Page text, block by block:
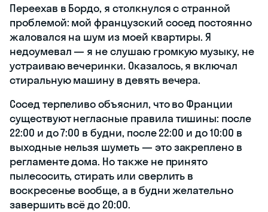
Переехав в Бордо, я столкнулся с странной
проблемой: мой французский сосед постоянно
жаловался на шум из моей квартиры. Я
недоумевал — я не слушаю громкую музыку, не
устраиваю вечеринки. Оказалось, я включал
стиральную машину в девять вечера.
Сосед терпеливо объяснил, что во Франции
существуют негласные правила тишины: после
22:00 и до 7:00 в будни, после 22:00 и до 10:00 в
выходные нельзя шуметь — это закреплено в
регламенте дома. Но также не принято
пылесосить, стирать или сверлить в
воскресенье вообще, а в будни желательно
завершить всё до 20:00.